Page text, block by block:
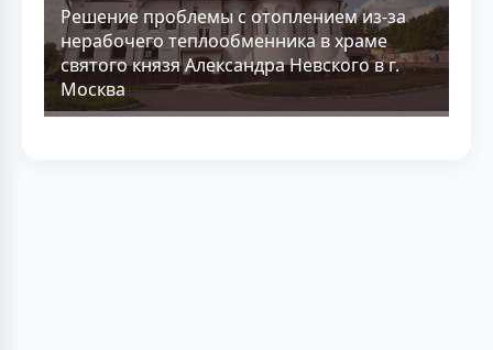
Решение проблемы с отоплением из-за
нерабочего теплообменника в храме
святого князя Александра Невского в г.
Москва